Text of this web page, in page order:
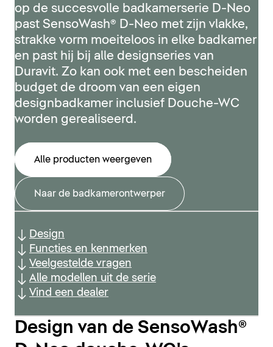
op de succesvolle badkamerserie D-Neo
past SensoWash® D-Neo met zijn vlakke,
strakke vorm moeiteloos in elke badkamer
en past hij bij alle designseries van
Duravit. Zo kan ook met een bescheiden
budget de droom van een eigen
designbadkamer inclusief Douche-WC
worden gerealiseerd.
Alle producten weergeven
Naar de badkamerontwerper
Design
Functies en kenmerken
Veelgestelde vragen
Alle modellen uit de serie
Vind een dealer
Design van de SensoWash®